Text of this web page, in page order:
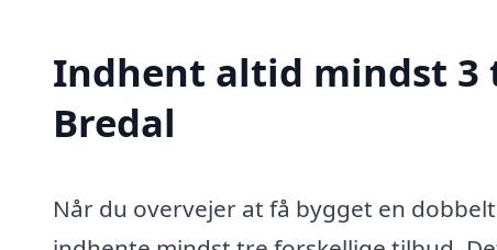
Indhent altid mindst 3
Bredal
Når du overvejer at få bygget en